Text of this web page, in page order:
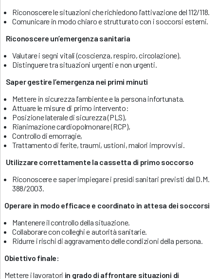
Riconoscere le situazioni che richiedono l’attivazione del 112/118.
Comunicare in modo chiaro e strutturato con i soccorsi esterni.
Riconoscere un’emergenza sanitaria
Valutare i segni vitali (coscienza, respiro, circolazione).
Distinguere tra situazioni urgenti e non urgenti.
Saper gestire l’emergenza nei primi minuti
Mettere in sicurezza l’ambiente e la persona infortunata.
Attuare le misure di primo intervento:
Posizione laterale di sicurezza (PLS),
Rianimazione cardiopolmonare (RCP),
Controllo di emorragie,
Trattamento di ferite, traumi, ustioni, malori improvvisi.
Utilizzare correttamente la cassetta di primo soccorso
Riconoscere e saper impiegare i presìdi sanitari previsti dal D.M.
388/2003.
Operare in modo efficace e coordinato in attesa dei soccorsi
Mantenere il controllo della situazione.
Collaborare con colleghi e autorità sanitarie.
Ridurre i rischi di aggravamento delle condizioni della persona.
Obiettivo finale:
Mettere i lavoratori in grado di affrontare situazioni di